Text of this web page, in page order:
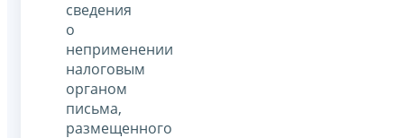
сведения
о
неприменении
налоговым
органом
письма,
размещенного